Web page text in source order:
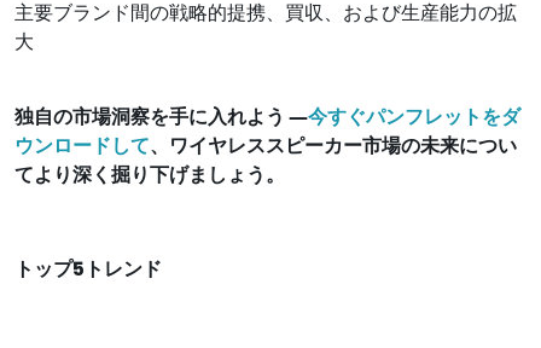
主要ブランド間の戦略的提携、買収、および生産能力の拡
大
独自の市場洞察を手に入れよう ―今すぐパンフレットをダ
ウンロードして、ワイヤレススピーカー市場の未来につい
てより深く掘り下げましょう。
トップ5トレンド